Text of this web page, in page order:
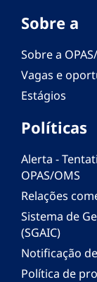
Sobre a
Sobre a
Vagas e
Estágios
Políticas
Alerta -
OPAS/OMS
Relações
Sistema de
(SGAIC)
Notificação
Política de